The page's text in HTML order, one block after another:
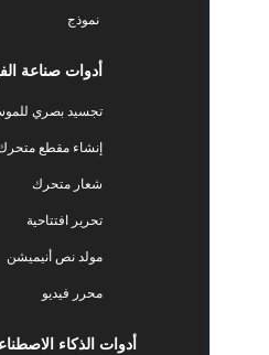
أدوات صناعة الفيديو
تجسيد بصري للموسيقى مجانًا
إنشاء مقطع متحرك
شعار متحرك
تحرير افتتاحية
مولد نص أنيميشن
محرر فيديو
أدوات الذكاء الاصطناعي